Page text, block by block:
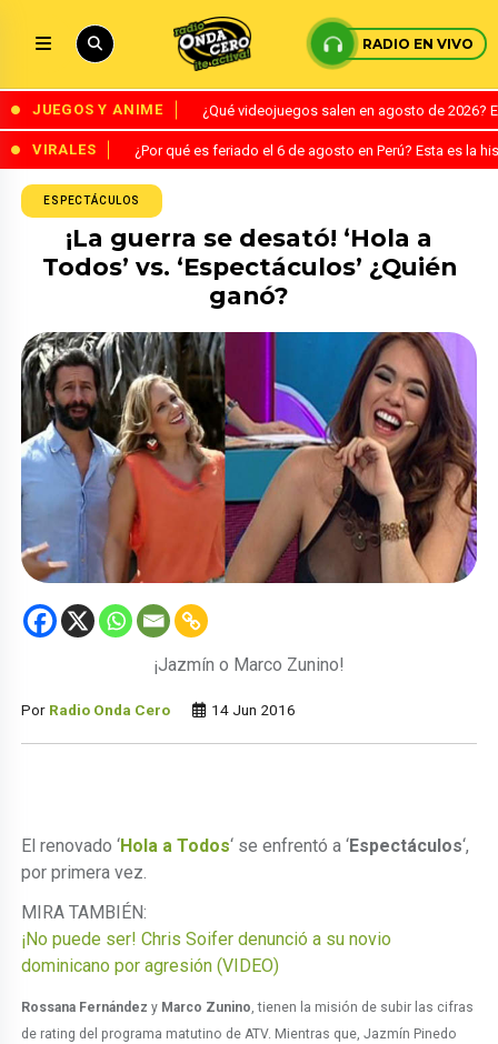
RADIO EN VIVO
JUEGOS Y ANIME ¿Qué videojuegos salen en agosto de
VIRALES ¿Por qué es feriado el 6 de agosto en Perú? Esta es la
ESPECTÁCULOS
¡La guerra se desató! ‘Hola a
Todos’ vs. ‘Espectáculos’ ¿Quién
ganó?
¡Jazmín o Marco Zunino!
Por Radio Onda Cero 14 Jun 2016
El renovado ‘Hola a Todos‘ se enfrentó a ‘Espectáculos‘,
por primera vez.
MIRA TAMBIÉN:
¡No puede ser! Chris Soifer denunció a su novio
dominicano por agresión (VIDEO)
Rossana Fernández y Marco Zunino , tienen la misión de subir las cifras
de rating del programa matutino de ATV. Mientras que, Jazmín Pinedo